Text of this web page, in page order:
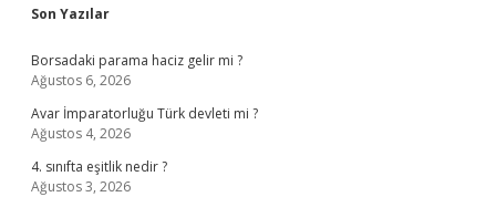
Sidebar
Son Yazılar
Borsadaki parama haciz gelir mi ?
Ağustos 6, 2026
Avar İmparatorluğu Türk devleti mi ?
Ağustos 4, 2026
4. sınıfta eşitlik nedir ?
Ağustos 3, 2026